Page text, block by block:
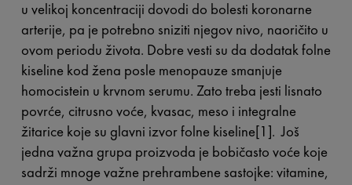
u velikoj koncentraciji dovodi do bolesti koronarne
arterije, pa je potrebno sniziti njegov nivo, naoričito u
ovom periodu života. Dobre vesti su da dodatak folne
kiseline kod žena posle menopauze smanjuje
homocistein u krvnom serumu. Zato treba jesti lisnato
povrće, citrusno voće, kvasac, meso i integralne
žitarice koje su glavni izvor folne kiseline[1]. Još
jedna važna grupa proizvoda je bobičasto voće koje
sadrži mnoge važne prehrambene sastojke: vitamine,